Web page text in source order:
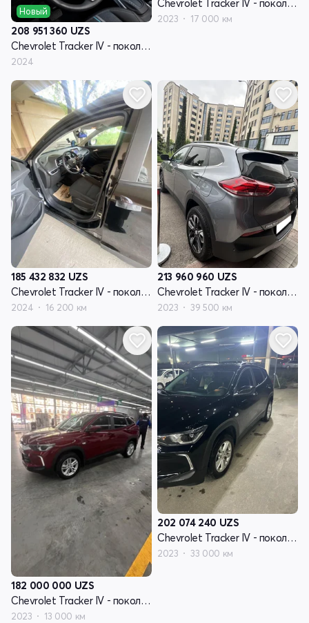
Новый
208 951 360 UZS
Chevrolet Tracker IV - поколение
2024
Chevrolet Tracker IV - поколение
2023 17 000 км
185 432 832 UZS
Chevrolet Tracker IV - поколение
2024 16 200 км
213 960 960 UZS
Chevrolet Tracker IV - поколение
2023 39 500 км
182 000 000 UZS
Chevrolet Tracker IV - поколение
2023 13 000 км
202 074 240 UZS
Chevrolet Tracker IV - поколение
2023 33 000 км